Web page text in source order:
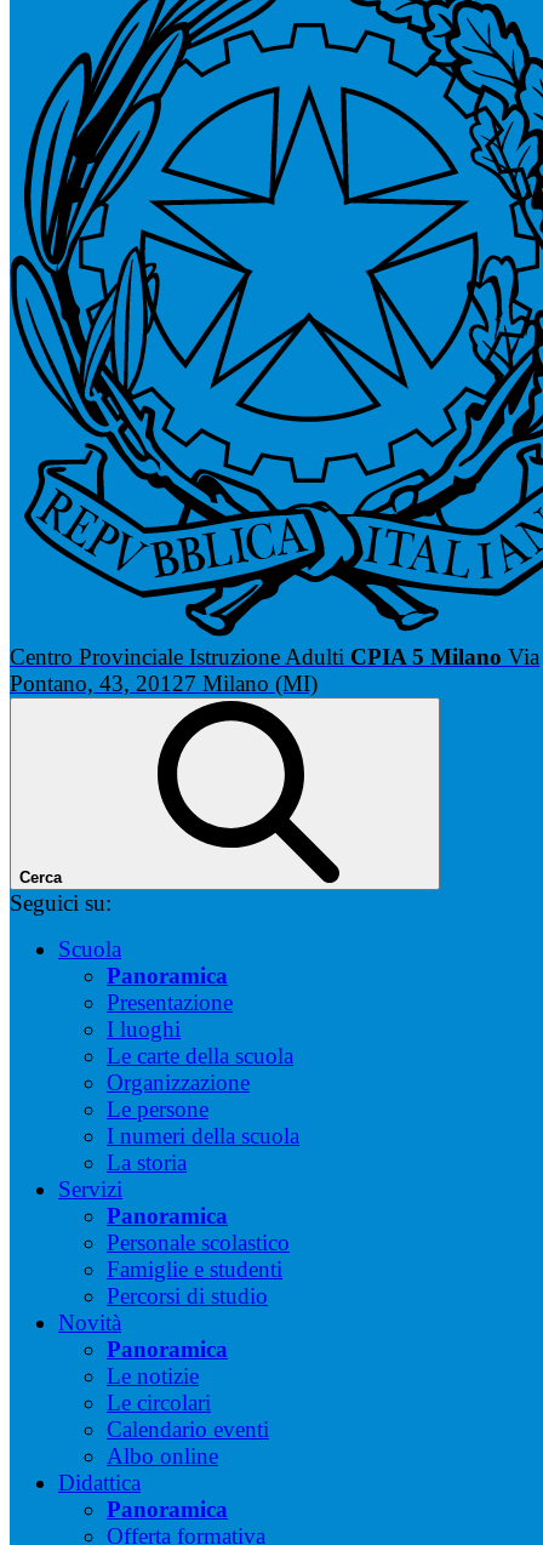
Centro Provinciale Istruzione Adulti CPIA 5 Milano Via
Pontano, 43, 20127 Milano (MI)
Cerca
Seguici su:
Scuola
Panoramica
Presentazione
I luoghi
Le carte della scuola
Organizzazione
Le persone
I numeri della scuola
La storia
Servizi
Panoramica
Personale scolastico
Famiglie e studenti
Percorsi di studio
Novità
Panoramica
Le notizie
Le circolari
Calendario eventi
Albo online
Didattica
Panoramica
Offerta formativa